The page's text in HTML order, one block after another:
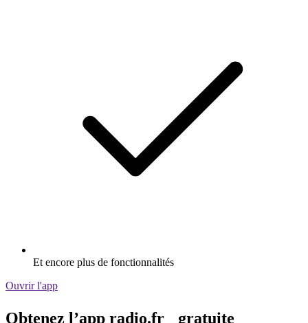
Et encore plus de fonctionnalités
Ouvrir l'app
Obtenez l’app radio.fr gratuite